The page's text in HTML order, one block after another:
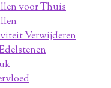
voor Thuis
Verwijderen